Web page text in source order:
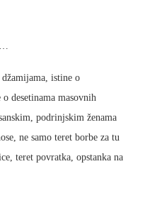
istine o
desetinama masovnih
podrinjskim ženama
ne samo teret borbe za tu
teret povratka, opstanka na